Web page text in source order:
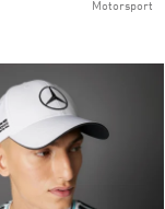
Motorsport